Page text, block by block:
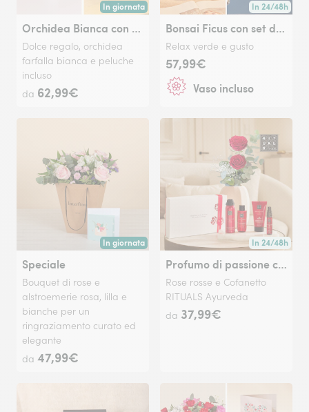
In giornata
Consegna disponibile oggi o in data a tua scelta.
Orchidea Bianca con Orsetto
Dolce regalo, orchidea
farfalla bianca e peluche
incluso
da 62,99€
In 24/48h
Consegna
Bonsai Ficus con set di NIO Cocktails
Relax verde e gusto
57,99€
Vaso incluso
In giornata
Consegna disponibile oggi o in data a tua scelta.
Speciale
Bouquet di rose e
alstroemerie rosa, lilla e
bianche per un
ringraziamento curato ed
elegante
da 47,99€
In 24/48h
Consegna
Profumo di passione con RITUALS
Rose rosse e Cofanetto
RITUALS Ayurveda
da 37,99€